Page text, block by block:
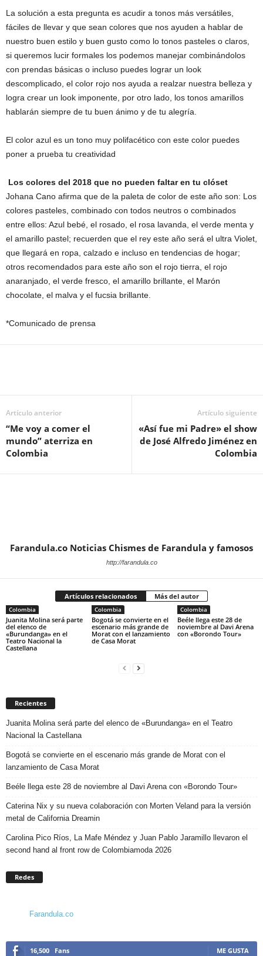
La solución a esta pregunta es acudir a tonos más versátiles,
fáciles de llevar y que sean colores que nos ayuden a hablar de
nuestro buen estilo y buen gusto como lo tonos pasteles o claros,
si queremos lucir formales los podemos manejar combinándolos
con prendas básicas o incluso puedes lograr un look
descomplicado, el color rojo nos ayuda a realzar nuestra belleza y
logra crear un look imponente, por otro lado, los tonos amarillos
hablarán siempre de tu buen ánimo y de tu alegría.
El color azul es un tono muy polifacético con este color puedes
poner a prueba tu creatividad
Los colores del 2018 que no pueden faltar en tu clóset
Johana Cano afirma que de la paleta de color de este año son: Los
colores pasteles, combinado con todos neutros o combinados
entre ellos: Azul bebé, el rosado, el rosa lavanda, el verde menta y
el amarillo pastel; recuerden que el rey este año será el ultra Violet,
que llegará en ropa, calzado e incluso en tendencias de hogar;
otros recomendados para este año son el rojo tierra, el rojo
anaranjado, el verde fresco, el amarillo brillante, el Marón
chocolate, el malva y el fucsia brillante.
*Comunicado de prensa
Artículo anterior
“Me voy a comer el
mundo” aterriza en
Colombia
Artículo siguiente
«Así fue mi Padre» el show
de José Alfredo Jiménez en
Colombia
Farandula.co Noticias Chismes de Farandula y famosos
http://farandula.co
Artículos relacionados Más del autor
Colombia
Juanita Molina será parte
del elenco de
«Burundanga» en el
Teatro Nacional la
Castellana
Colombia
Bogotá se convierte en el
escenario más grande de
Morat con el lanzamiento
de Casa Morat
Colombia
Beéle llega este 28 de
noviembre al Davi Arena
con «Borondo Tour»
Recientes
Juanita Molina será parte del elenco de «Burundanga» en el Teatro
Nacional la Castellana
Bogotá se convierte en el escenario más grande de Morat con el
lanzamiento de Casa Morat
Beéle llega este 28 de noviembre al Davi Arena con «Borondo Tour»
Caterina Nix y su nueva colaboración con Morten Veland para la versión
metal de California Dreamin
Carolina Pico Ríos, La Mafe Méndez y Juan Pablo Jaramillo llevaron el
second hand al front row de Colombiamoda 2026
Redes
Farandula.co
16,500 Fans ME GUSTA